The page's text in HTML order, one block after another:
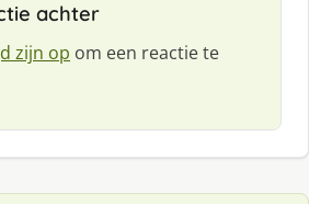
achter
zijn op om een reactie te